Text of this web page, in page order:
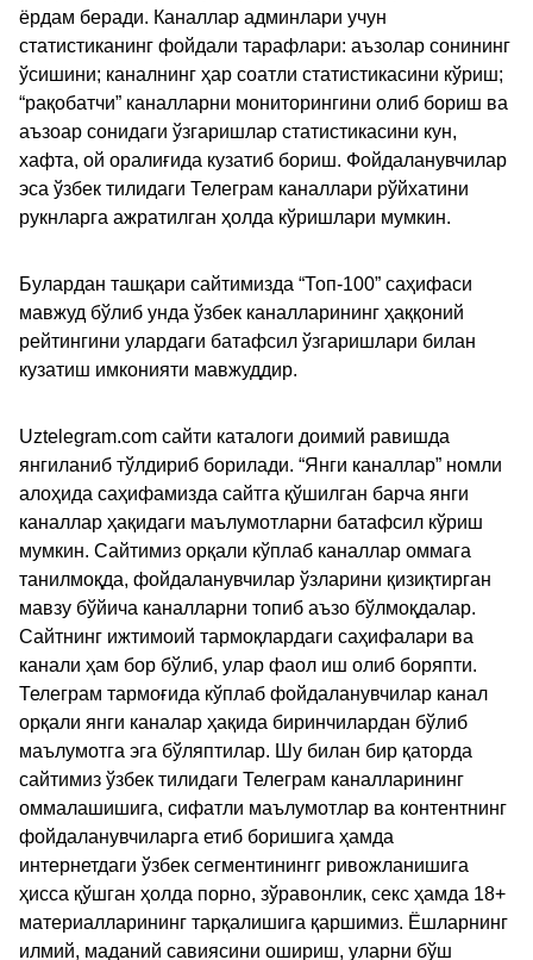
ёрдам беради. Каналлар админлари учун
статистиканинг фойдали тарафлари: аъзолар сонининг
ўсишини; каналнинг ҳар соатли статистикасини кўриш;
“рақобатчи” каналларни мониторингини олиб бориш ва
аъзоар сонидаги ўзгаришлар статистикасини кун,
хафта, ой оралиғида кузатиб бориш. Фойдаланувчилар
эса ўзбек тилидаги Телеграм каналлари рўйхатини
рукнларга ажратилган ҳолда кўришлари мумкин.
Булардан ташқари сайтимизда “Топ-100” саҳифаси
мавжуд бўлиб унда ўзбек каналларининг ҳаққоний
рейтингини улардаги батафсил ўзгаришлари билан
кузатиш имконияти мавжуддир.
Uztelegram.com сайти каталоги доимий равишда
янгиланиб тўлдириб борилади. “Янги каналлар” номли
алоҳида саҳифамизда сайтга қўшилган барча янги
каналлар ҳақидаги маълумотларни батафсил кўриш
мумкин. Сайтимиз орқали кўплаб каналлар оммага
танилмоқда, фойдаланувчилар ўзларини қизиқтирган
мавзу бўйича каналларни топиб аъзо бўлмоқдалар.
Сайтнинг ижтимоий тармоқлардаги саҳифалари ва
канали ҳам бор бўлиб, улар фаол иш олиб боряпти.
Телеграм тармоғида кўплаб фойдаланувчилар канал
орқали янги каналар ҳақида биринчилардан бўлиб
маълумотга эга бўляптилар. Шу билан бир қаторда
сайтимиз ўзбек тилидаги Телеграм каналларининг
оммалашишига, сифатли маълумотлар ва контентнинг
фойдаланувчиларга етиб боришига ҳамда
интернетдаги ўзбек сегментинингг ривожланишига
ҳисса қўшган ҳолда порно, зўравонлик, секс ҳамда 18+
материалларининг тарқалишига қаршимиз. Ёшларнинг
илмий, маданий савиясини ошириш, уларни бўш